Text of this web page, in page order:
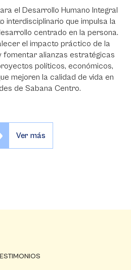
el Desarrollo Humano Integral
interdisciplinario que impulsa la
centrado en la persona.
el impacto práctico de la
fomentar alianzas estratégicas
políticos, económicos,